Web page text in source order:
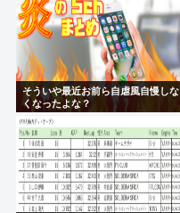
そういや最近お前ら自虐風自慢しな
くなったよな？